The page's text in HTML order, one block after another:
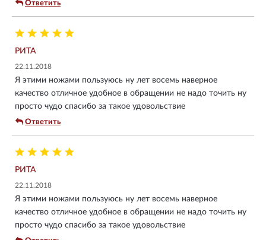
Ответить
РИТА
22.11.2018
Я этими ножами пользуюсь ну лет восемь наверное
качество отличное удобное в обращении не надо точить ну
просто чудо спасибо за такое удовольствие
Ответить
РИТА
22.11.2018
Я этими ножами пользуюсь ну лет восемь наверное
качество отличное удобное в обращении не надо точить ну
просто чудо спасибо за такое удовольствие